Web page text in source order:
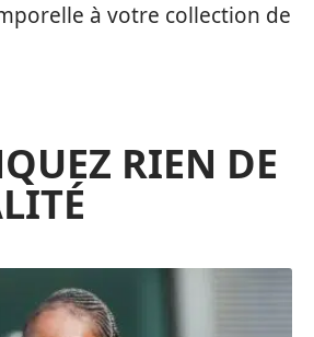
à votre collection de
RIEN DE